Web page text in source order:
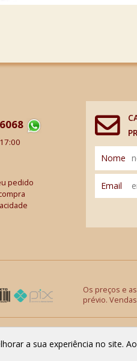
pedido
Nome
Email
Os preços e
prévio.
a sua experiência no site.